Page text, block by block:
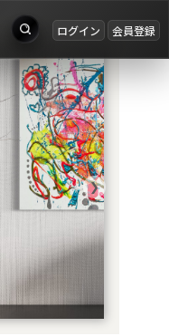
ログイン 会員登録
❯